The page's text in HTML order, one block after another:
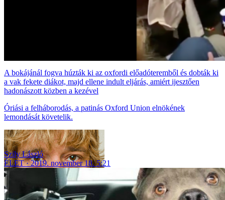
A bokájánál fogva húzták ki az oxfordi előadóteremből és dobták ki
a vak fekete diákot, majd ellene indult eljárás, amiért ijesztően
hadonászott közben a kezével
Óriási a felháborodás, a patinás Oxford Union elnökének
lemondását követelik.
Szily László
ÉLET
2019. november 18. 5:21